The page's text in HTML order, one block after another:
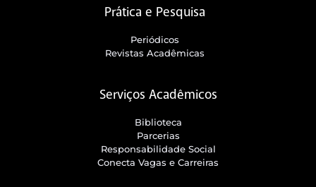
Prática e Pesquisa
Periódicos
Revistas Acadêmicas
Serviços Acadêmicos
Biblioteca
Parcerias
Responsabilidade Social
Conecta Vagas e Carreiras